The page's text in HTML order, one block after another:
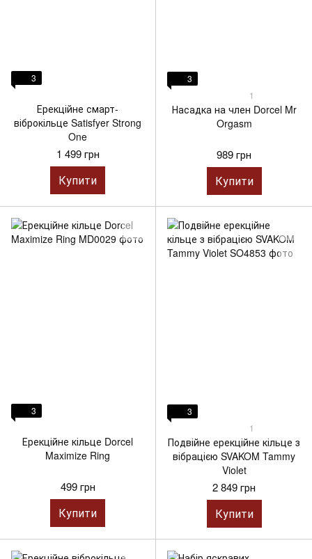
3
Ерекційне смарт-
віброкільце Satisfyer Strong
One
1 499 грн
Купити
3
1
Насадка на член Dorcel Mr
Orgasm
989 грн
Купити
3
Ерекційне кільце Dorcel
Maximize Ring
499 грн
Купити
3
1
Подвійне ерекційне кільце з
вібрацією SVAKOM Tammy
Violet
2 849 грн
Купити